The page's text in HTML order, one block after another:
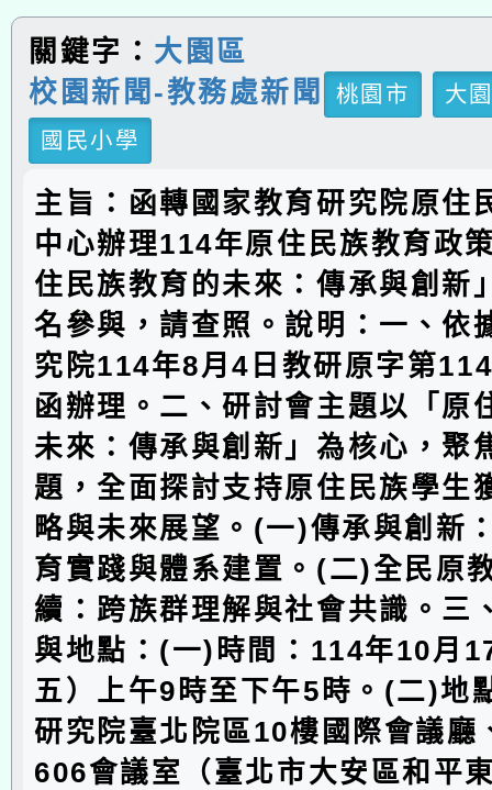
關鍵字： 大園區
校園新聞-教務處新聞
桃園市
大
國民小學
主旨：函轉國家教育研究院原住
中心辦理114年原住民族教育政
住民族教育的未來：傳承與創新
名參與，請查照。說明：一、依
究院114年8月4日教研原字第
函辦理。二、研討會主題以「原
未來：傳承與創新」為核心，聚
題，全面探討支持原住民族學生
略與未來展望。(一)傳承與創新
育實踐與體系建置。(二)全民原
續：跨族群理解與社會共識。三
與地點：(一)時間：114年10月
五）上午9時至下午5時。(二)地
研究院臺北院區10樓國際會議廳
606會議室（臺北市大安區和平